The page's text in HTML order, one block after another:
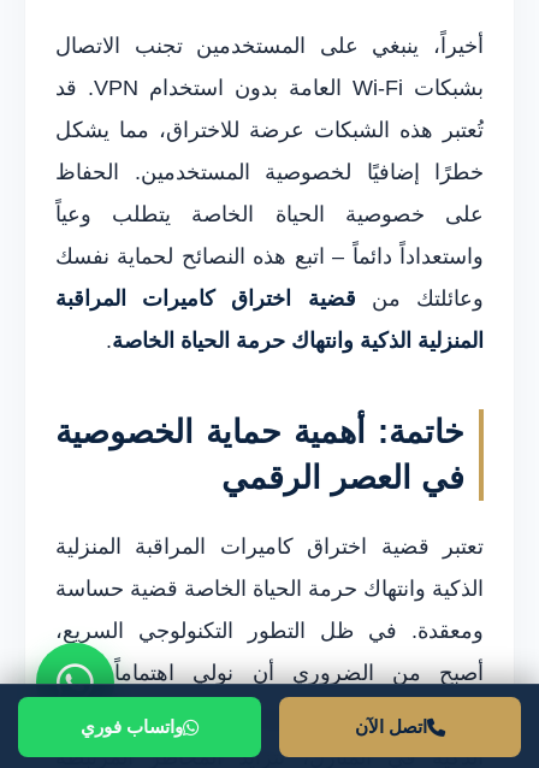
أخيراً، ينبغي على المستخدمين تجنب الاتصال
بشبكات Wi-Fi العامة بدون استخدام VPN. قد
تُعتبر هذه الشبكات عرضة للاختراق، مما يشكل
خطرًا إضافيًا لخصوصية المستخدمين. الحفاظ
على خصوصية الحياة الخاصة يتطلب وعياً
واستعداداً دائماً – اتبع هذه النصائح لحماية نفسك
وعائلتك من قضية اختراق كاميرات المراقبة
المنزلية الذكية وانتهاك حرمة الحياة الخاصة.
خاتمة: أهمية حماية الخصوصية
في العصر الرقمي
تعتبر قضية اختراق كاميرات المراقبة المنزلية
الذكية وانتهاك حرمة الحياة الخاصة قضية حساسة
ومعقدة. في ظل التطور التكنولوجي السريع،
أصبح من الضروري أن نولي اهتماماً كبيراً
لسلامتنا وخصوصيتنا. مع انتشار أجهزة المراقبة
الذكية في المنازل، تتزايد المخاطر المرتبطة
اتصل الآن واتساب فوري